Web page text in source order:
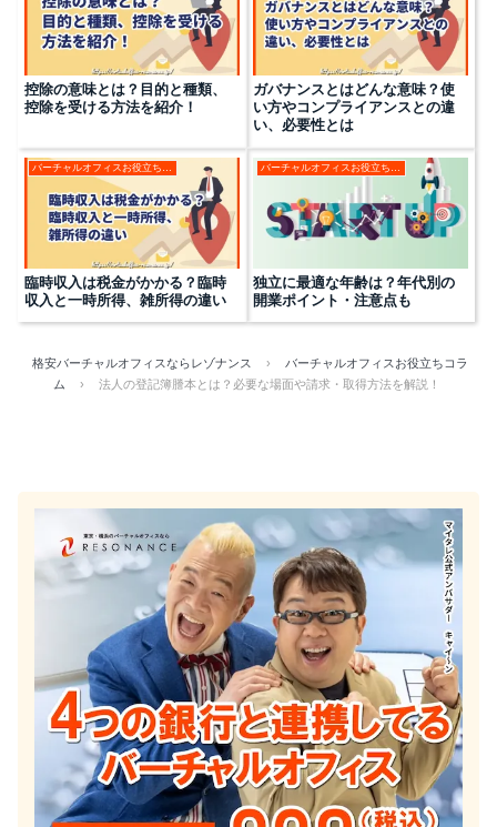
控除の意味とは？目的と種類、
控除を受ける方法を紹介！
ガバナンスとはどんな意味？使
い方やコンプライアンスとの違
い、必要性とは
バーチャルオフィスお役立ちコラム
臨時収入は税金がかかる？臨時
収入と一時所得、雑所得の違い
バーチャルオフィスお役立ちコラム
独立に最適な年齢は？年代別の
開業ポイント・注意点も
格安バーチャルオフィスならレゾナンス ›
バーチャルオフィスお役立ちコラ
ム
› 法人の登記簿謄本とは？必要な場面や請求・取得方法を解説！